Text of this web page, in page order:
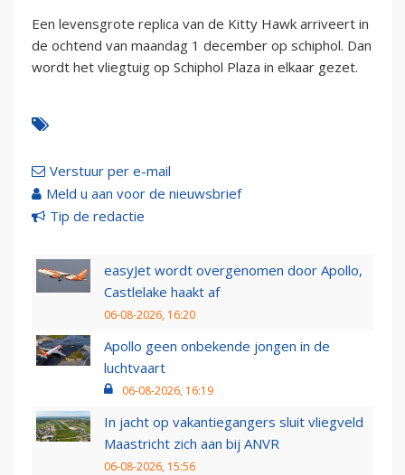
Een levensgrote replica van de Kitty Hawk arriveert in
de ochtend van maandag 1 december op schiphol. Dan
wordt het vliegtuig op Schiphol Plaza in elkaar gezet.
Verstuur per e-mail
Meld u aan voor de nieuwsbrief
Tip de redactie
easyJet wordt overgenomen door Apollo,
Castlelake haakt af
06-08-2026, 16:20
Apollo geen onbekende jongen in de
luchtvaart
06-08-2026, 16:19
In jacht op vakantiegangers sluit vliegveld
Maastricht zich aan bij ANVR
06-08-2026, 15:56